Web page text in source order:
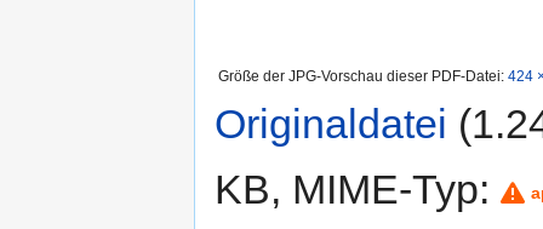
Größe der JPG-Vorschau dieser PDF-Datei: 424
Originaldatei
KB, MIME-Typ: